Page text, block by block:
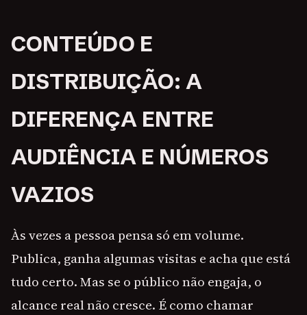
CONTEÚDO E
DISTRIBUIÇÃO: A
DIFERENÇA ENTRE
AUDIÊNCIA E NÚMEROS
VAZIOS
Às vezes a pessoa pensa só em volume.
Publica, ganha algumas visitas e acha que está
tudo certo. Mas se o público não engaja, o
alcance real não cresce. É como chamar